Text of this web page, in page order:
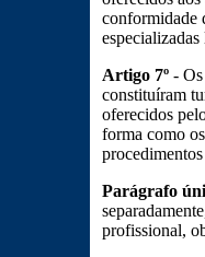
conformidade
Artigo 7º- Os
constituíram
oferecidos
forma como
Parágrafo
profissional,